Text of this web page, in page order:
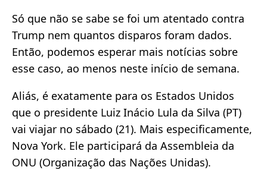
Só que não se sabe se foi um atentado contra
Trump nem quantos disparos foram dados.
Então, podemos esperar mais notícias sobre
esse caso, ao menos neste início de semana.
Aliás, é exatamente para os Estados Unidos
que o presidente Luiz Inácio Lula da Silva (PT)
vai viajar no sábado (21). Mais especificamente,
Nova York. Ele participará da Assembleia da
ONU (Organização das Nações Unidas).